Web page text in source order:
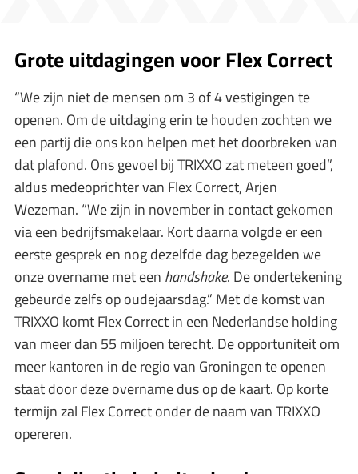
Grote uitdagingen voor Flex Correct
“We zijn niet de mensen om 3 of 4 vestigingen te
openen. Om de uitdaging erin te houden zochten we
een partij die ons kon helpen met het doorbreken van
dat plafond. Ons gevoel bij TRIXXO zat meteen goed”,
aldus medeoprichter van Flex Correct, Arjen
Wezeman. “We zijn in november in contact gekomen
via een bedrijfsmakelaar. Kort daarna volgde er een
eerste gesprek en nog dezelfde dag bezegelden we
onze overname met een handshake. De ondertekening
gebeurde zelfs op oudejaarsdag.” Met de komst van
TRIXXO komt Flex Correct in een Nederlandse holding
van meer dan 55 miljoen terecht. De opportuniteit om
meer kantoren in de regio van Groningen te openen
staat door deze overname dus op de kaart. Op korte
termijn zal Flex Correct onder de naam van TRIXXO
opereren.